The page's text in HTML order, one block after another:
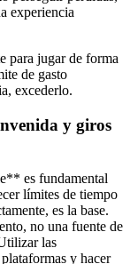
experiencia
para jugar de forma
de gasto
excederlo.
y giros
es fundamental
límites de tiempo
es la base.
no una fuente de
las
y hacer